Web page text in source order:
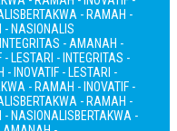
BERTAKWA - RAMAH -
- NASIONALIS
- AMANAH -
LESTARI - INTEGRITAS -
- INOVATIF - LESTARI -
- RAMAH - INOVATIF -
BERTAKWA - RAMAH -
- NASIONALISBERTAKWA -